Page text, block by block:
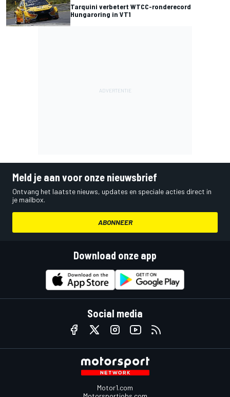
Tarquini verbetert WTCC-ronderecord
Hungaroring in VT1
Meld je aan voor onze nieuwsbrief
Ontvang het laatste nieuws, updates en speciale acties direct in
je mailbox.
ABONNEER
Download onze app
Social media
Motor1.com